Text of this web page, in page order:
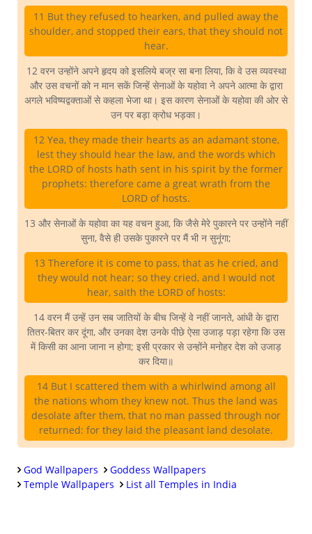
11 But they refused to hearken, and pulled away the
shoulder, and stopped their ears, that they should not
hear.
12 वरन उन्होंने अपने हृदय को इसलिये बज्र सा बना लिया, कि वे उस व्यवस्था
और उस वचनों को न मान सकें जिन्हें सेनाओं के यहोवा ने अपने आत्मा के द्वारा
अगले भविष्यद्वक्ताओं से कहला भेजा था। इस कारण सेनाओं के यहोवा की ओर से
उन पर बड़ा क्रोध भड़का।
12 Yea, they made their hearts as an adamant stone,
lest they should hear the law, and the words which
the LORD of hosts hath sent in his spirit by the former
prophets: therefore came a great wrath from the
LORD of hosts.
13 और सेनाओं के यहोवा का यह वचन हुआ, कि जैसे मेरे पुकारने पर उन्होंने नहीं
सुना, वैसे ही उसके पुकारने पर मैं भी न सुनूंगा;
13 Therefore it is come to pass, that as he cried, and
they would not hear; so they cried, and I would not
hear, saith the LORD of hosts:
14 वरन मैं उन्हें उन सब जातियों के बीच जिन्हें वे नहीं जानते, आंधी के द्वारा
तितर-बितर कर दूंगा, और उनका देश उनके पीछे ऐसा उजाड़ पड़ा रहेगा कि उस
में किसी का आना जाना न होगा; इसी प्रकार से उन्होंने मनोहर देश को उजाड़
कर दिया॥
14 But I scattered them with a whirlwind among all
the nations whom they knew not. Thus the land was
desolate after them, that no man passed through nor
returned: for they laid the pleasant land desolate.
God Wallpapers
Goddess Wallpapers
Temple Wallpapers
List all Temples in India